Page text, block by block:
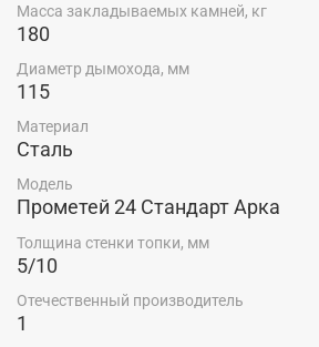
Масса закладываемых камней, кг
180
Диаметр дымохода, мм
115
Материал
Сталь
Модель
Прометей 24 Стандарт Арка
Толщина стенки топки, мм
5/10
Отечественный производитель
1